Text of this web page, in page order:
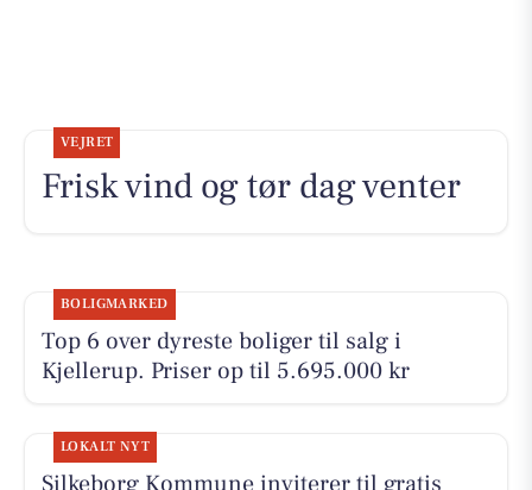
VEJRET
Frisk vind og tør dag venter
BOLIGMARKED
Top 6 over dyreste boliger til salg i
Kjellerup. Priser op til 5.695.000 kr
LOKALT NYT
Silkeborg Kommune inviterer til gratis